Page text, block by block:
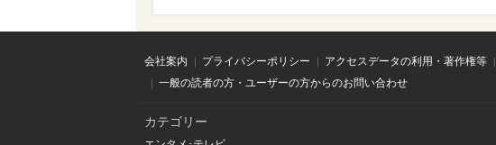
会社案内 プライバシーポリシー アクセスデータの利用・著作権等
一般の読者の方・ユーザーの方からのお問い合わせ
カテゴリー